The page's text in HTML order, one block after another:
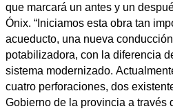
que marcará un antes y un
Ónix. “Iniciamos esta obra tan
acueducto, una nueva
potabilizadora, con la diferencia
sistema modernizado.
cuatro perforaciones, dos
Gobierno de la provincia a través